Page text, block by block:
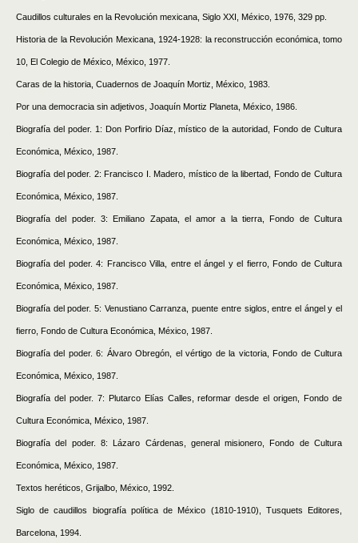
Caudillos culturales en la Revolución mexicana, Siglo XXI, México, 1976, 329 pp.
Historia de la Revolución Mexicana, 1924-1928: la reconstrucción económica, tomo
10, El Colegio de México, México, 1977.
Caras de la historia, Cuadernos de Joaquín Mortiz, México, 1983.
Por una democracia sin adjetivos, Joaquín Mortiz Planeta, México, 1986.
Biografía del poder. 1: Don Porfirio Díaz, místico de la autoridad, Fondo de Cultura
Económica, México, 1987.
Biografía del poder. 2: Francisco I. Madero, místico de la libertad, Fondo de Cultura
Económica, México, 1987.
Biografía del poder. 3: Emiliano Zapata, el amor a la tierra, Fondo de Cultura
Económica, México, 1987.
Biografía del poder. 4: Francisco Villa, entre el ángel y el fierro, Fondo de Cultura
Económica, México, 1987.
Biografía del poder. 5: Venustiano Carranza, puente entre siglos, entre el ángel y el
fierro, Fondo de Cultura Económica, México, 1987.
Biografía del poder. 6: Álvaro Obregón, el vértigo de la victoria, Fondo de Cultura
Económica, México, 1987.
Biografía del poder. 7: Plutarco Elías Calles, reformar desde el origen, Fondo de
Cultura Económica, México, 1987.
Biografía del poder. 8: Lázaro Cárdenas, general misionero, Fondo de Cultura
Económica, México, 1987.
Textos heréticos, Grijalbo, México, 1992.
Siglo de caudillos biografía política de México (1810-1910), Tusquets Editores,
Barcelona, 1994.